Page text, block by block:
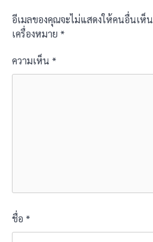
อีเมลของคุณจะไม่แสดงให้คนอื่นเห็น
เครื่องหมาย *
ความเห็น *
ชื่อ *